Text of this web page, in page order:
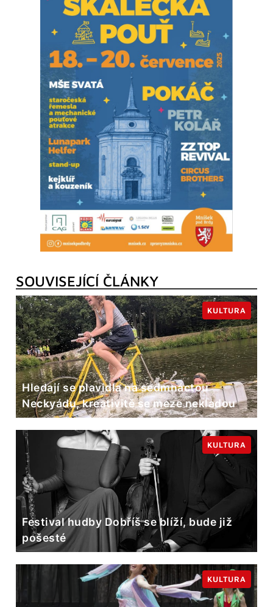
SOUVISEJÍCÍ ČLÁNKY
Hledají se plavidla na sedmnáctou
Neckyádu, kreativitě se meze nekladou
KULTURA
Festival hudby Dobříš se blíží, bude již
pošesté
KULTURA
KULTURA